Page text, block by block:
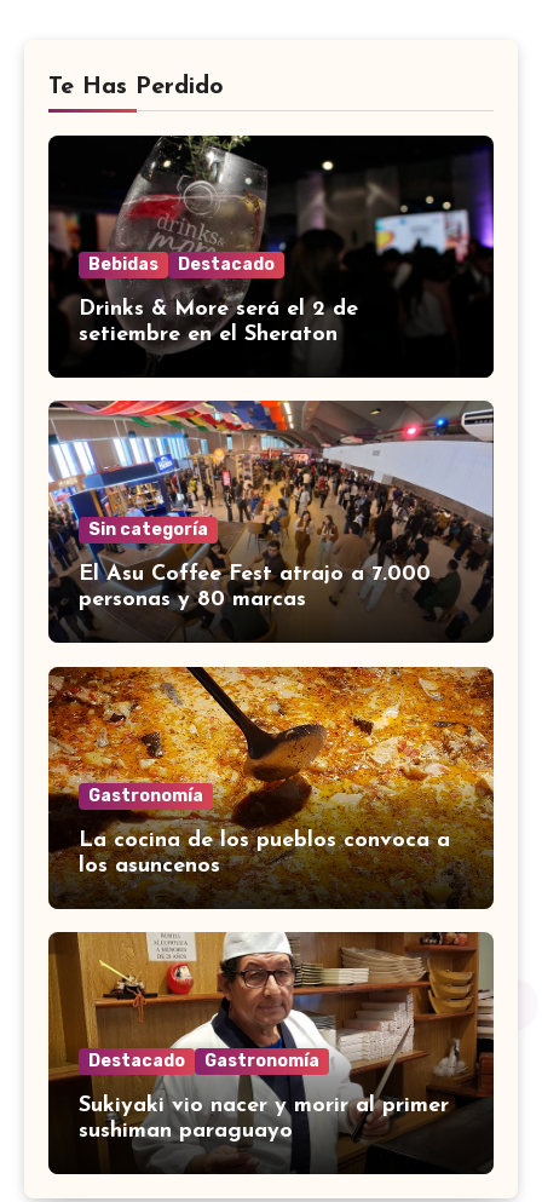
Te Has Perdido
Bebidas Destacado
Drinks & More será el 2 de
setiembre en el Sheraton
Sin categoría
El Asu Coffee Fest atrajo a 7.000
personas y 80 marcas
Gastronomía
La cocina de los pueblos convoca a
los asuncenos
Destacado Gastronomía
Sukiyaki vio nacer y morir al primer
sushiman paraguayo